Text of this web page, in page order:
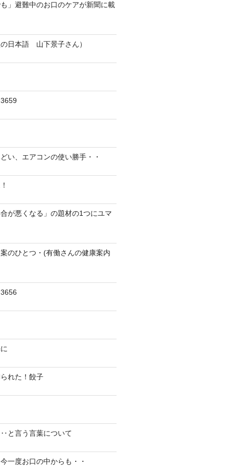
も」避難中のお口のケアが新聞に載
日本語 山下景子さん）
い、エアコンの使い勝手・・
が悪くなる」の題材の1つにユマ
のひとつ・(有働さんの健康案内
られた！餃子
と言う言葉について
一度お口の中からも・・